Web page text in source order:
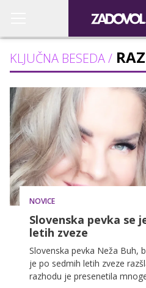
KLJUČNA BESEDA /
NOVICE
Slovenska pevka se
letih zveze
Slovenska pevka Neža Buh,
je po sedmih letih zveze
razhodu je presenetila